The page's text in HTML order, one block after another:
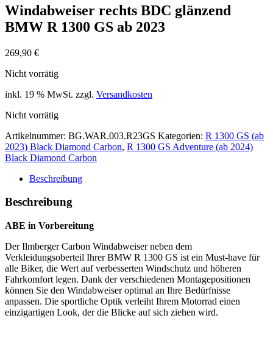
Windabweiser rechts BDC glänzend
BMW R 1300 GS ab 2023
269,90 €
Nicht vorrätig
inkl. 19 % MwSt. zzgl. Versandkosten
Nicht vorrätig
Artikelnummer: BG.WAR.003.R23GS Kategorien: R 1300 GS (ab
2023) Black Diamond Carbon, R 1300 GS Adventure (ab 2024)
Black Diamond Carbon
Beschreibung
Beschreibung
ABE in Vorbereitung
Der Ilmberger Carbon Windabweiser neben dem
Verkleidungsoberteil Ihrer BMW R 1300 GS ist ein Must-have für
alle Biker, die Wert auf verbesserten Windschutz und höheren
Fahrkomfort legen. Dank der verschiedenen Montagepositionen
können Sie den Windabweiser optimal an Ihre Bedürfnisse
anpassen. Die sportliche Optik verleiht Ihrem Motorrad einen
einzigartigen Look, der die Blicke auf sich ziehen wird.